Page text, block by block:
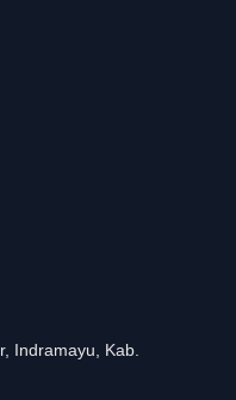
Indramayu, Kab.